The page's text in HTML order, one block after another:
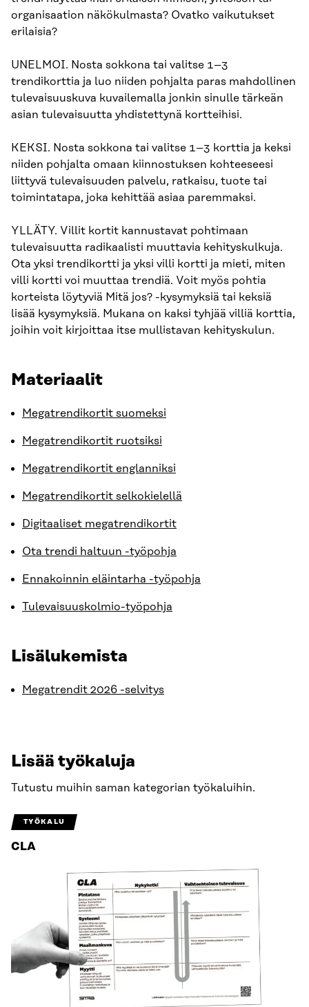
organisaation näkökulmasta? Ovatko vaikutukset
erilaisia?
UNELMOI. Nosta sokkona tai valitse 1–3
trendikorttia ja luo niiden pohjalta paras mahdollinen
tulevaisuuskuva kuvailemalla jonkin sinulle tärkeän
asian tulevaisuutta yhdistettynä kortteihisi.
KEKSI. Nosta sokkona tai valitse 1–3 korttia ja keksi
niiden pohjalta omaan kiinnostuksen kohteeseesi
liittyvä tulevaisuuden palvelu, ratkaisu, tuote tai
toimintatapa, joka kehittää asiaa paremmaksi.
YLLÄTY. Villit kortit kannustavat pohtimaan
tulevaisuutta radikaalisti muuttavia kehityskulkuja.
Ota yksi trendikortti ja yksi villi kortti ja mieti, miten
villi kortti voi muuttaa trendiä. Voit myös pohtia
korteista löytyviä Mitä jos? -kysymyksiä tai keksiä
lisää kysymyksiä. Mukana on kaksi tyhjää villiä korttia,
joihin voit kirjoittaa itse mullistavan kehityskulun.
Materiaalit
Megatrendikortit suomeksi
Megatrendikortit ruotsiksi
Megatrendikortit englanniksi
Megatrendikortit selkokielellä
Digitaaliset megatrendikortit
Ota trendi haltuun -työpohja
Ennakoinnin eläintarha -työpohja
Tulevaisuuskolmio-työpohja
Lisälukemista
Megatrendit 2026 -selvitys
Lisää työkaluja
Tutustu muihin saman kategorian työkaluihin.
TYÖKALU
CLA